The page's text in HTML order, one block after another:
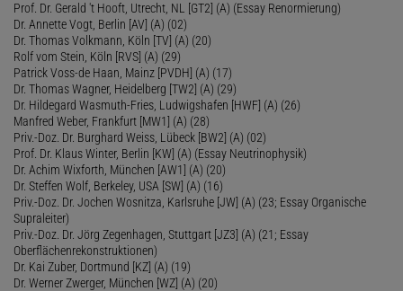
Prof. Dr. Gerald 't Hooft, Utrecht, NL [GT2] (A) (Essay Renormierung)
Dr. Annette Vogt, Berlin [AV] (A) (02)
Dr. Thomas Volkmann, Köln [TV] (A) (20)
Rolf vom Stein, Köln [RVS] (A) (29)
Patrick Voss-de Haan, Mainz [PVDH] (A) (17)
Dr. Thomas Wagner, Heidelberg [TW2] (A) (29)
Dr. Hildegard Wasmuth-Fries, Ludwigshafen [HWF] (A) (26)
Manfred Weber, Frankfurt [MW1] (A) (28)
Priv.-Doz. Dr. Burghard Weiss, Lübeck [BW2] (A) (02)
Prof. Dr. Klaus Winter, Berlin [KW] (A) (Essay Neutrinophysik)
Dr. Achim Wixforth, München [AW1] (A) (20)
Dr. Steffen Wolf, Berkeley, USA [SW] (A) (16)
Priv.-Doz. Dr. Jochen Wosnitza, Karlsruhe [JW] (A) (23; Essay Organische
Supraleiter)
Priv.-Doz. Dr. Jörg Zegenhagen, Stuttgart [JZ3] (A) (21; Essay
Oberflächenrekonstruktionen)
Dr. Kai Zuber, Dortmund [KZ] (A) (19)
Dr. Werner Zwerger, München [WZ] (A) (20)